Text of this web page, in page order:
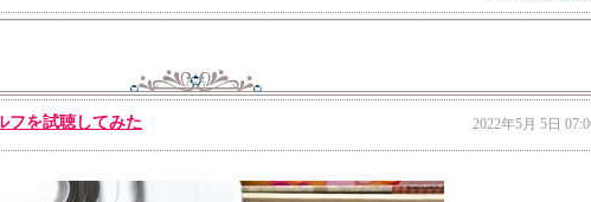
フを試聴してみた 2022年5月 5日